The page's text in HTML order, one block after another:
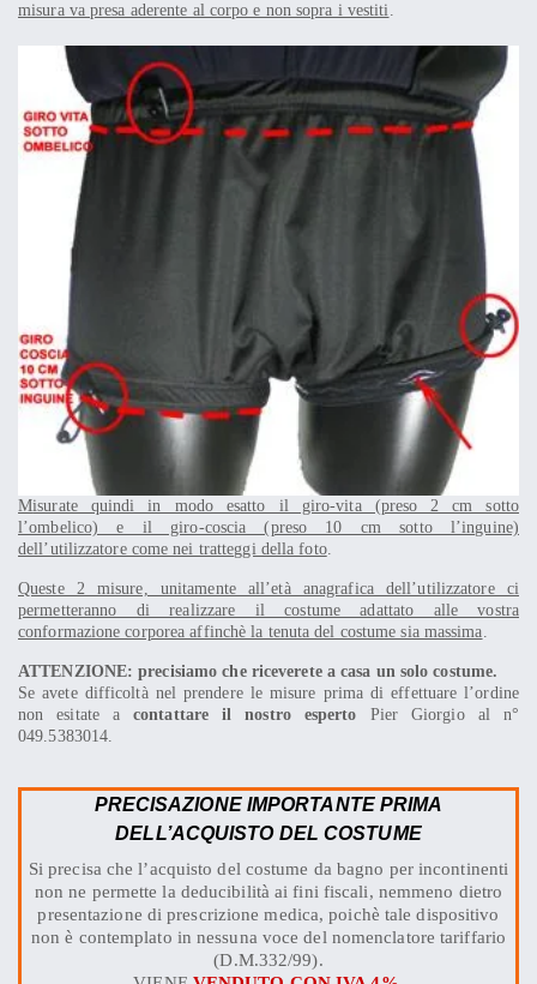
misura va presa aderente al corpo e non sopra i vestiti.
Misurate quindi in modo esatto il giro-vita (preso 2 cm sotto
l’ombelico) e il giro-coscia (preso 10 cm sotto l’inguine)
dell’utilizzatore come nei tratteggi della foto.
Queste 2 misure, unitamente all’età anagrafica dell’utilizzatore ci
permetteranno di realizzare il costume adattato alle vostra
conformazione corporea affinchè la tenuta del costume sia massima
ATTENZIONE: precisiamo che riceverete a casa un solo costume.
Se avete difficoltà nel prendere le misure prima di effettuare l’ordine
non esitate acontattare il nostro esperto Pier Giorgio al n°
049.5383014.
PRECISAZIONE IMPORTANTE PRIMA
DELL’ACQUISTO DEL COSTUME
Si precisa che l’acquisto del costume da bagno per incontinenti
non ne permette la deducibilità ai fini fiscali, nemmeno dietro
presentazione di prescrizione medica, poichè tale dispositivo
non è contemplato in nessuna voce del nomenclatore tariffario
(D.M.332/99).